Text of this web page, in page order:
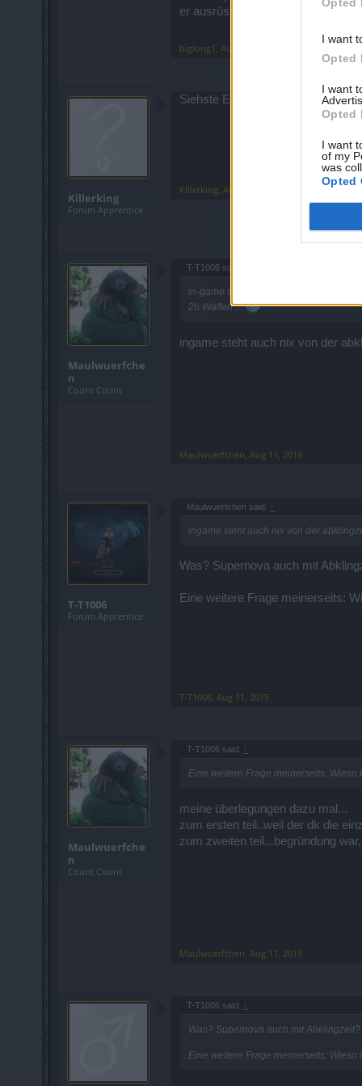
I want
Opted
I want
Opted
I want
of my
was
Opted
er ausrüstet, incl. den damit
biglong1 Aug 10, 2015
Killerking
Forum Apprentice
Siehste Etnic das wolte ich
Killerking Aug 11, 2015
Maulwuerfche
n
Count Count
T-T1006 said:
in-game steht da ganz klar
2h Waffen ...
ingame steht auch nix von der
Maulwuerfchen Aug 11, 2015
T-T1006
Forum Apprentice
Maulwuerfchen said: ↑
ingame steht auch nix von der
Was? Supernova auch mit
Eine weitere Frage meinerseits:
T-T1006, Aug 11, 2015
Maulwuerfche
n
Count Count
T-T1006 said: ↑
Eine weitere Frage meinerseits:
meine überlegungen dazu mal...
zum ersten teil..weil der dk die
zum zweiten teil...begründung
Maulwuerfchen Aug 11, 2015
T-T1006 said: ↑
Was? Supernova auch mit
Eine weitere Frage meinerseits: